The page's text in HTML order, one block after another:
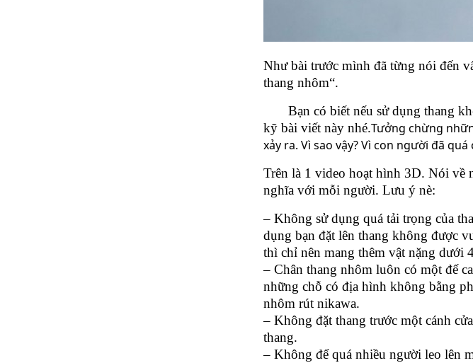
Như bài trước mình đã từng nói đến
thang nhôm“.
Bạn có biết nếu sử dụng thang
kỹ bài viết này nhé.Tưởng chừng
xảy ra. Vì sao vậy? Vì con người đã quá
Trên là 1 video hoạt hình 3D. Nói về
nghĩa với mỗi người. Lưu ý nè:
– Không sử dụng quá tải trọng của
dụng bạn đặt lên thang không được
thì chỉ nên mang thêm vật nặng dưới
– Chân thang nhôm luôn có một đế
những chỗ có địa hình không bằng
nhôm rút nikawa.
– Không đặt thang trước một cánh
thang.
– Không để quá nhiều người leo lên